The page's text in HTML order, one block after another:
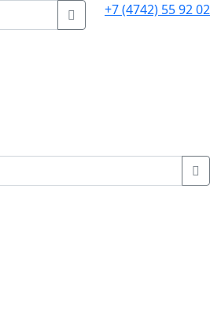
+7 (4742) 55 92 02